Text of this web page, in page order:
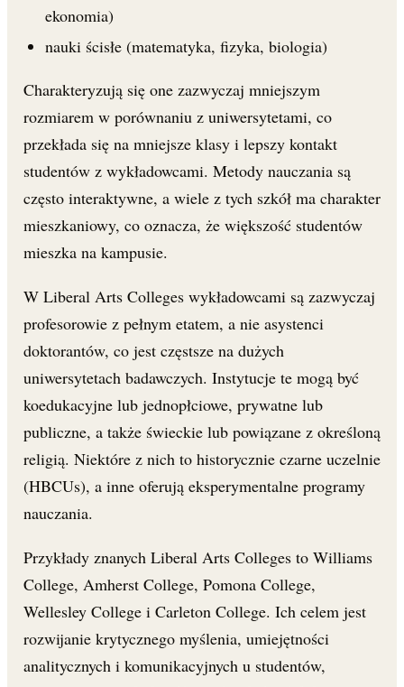
ekonomia)
nauki ścisłe (matematyka, fizyka, biologia)
Charakteryzują się one zazwyczaj mniejszym
rozmiarem w porównaniu z uniwersytetami, co
przekłada się na mniejsze klasy i lepszy kontakt
studentów z wykładowcami. Metody nauczania są
często interaktywne, a wiele z tych szkół ma charakter
mieszkaniowy, co oznacza, że większość studentów
mieszka na kampusie.
W Liberal Arts Colleges wykładowcami są zazwyczaj
profesorowie z pełnym etatem, a nie asystenci
doktorantów, co jest częstsze na dużych
uniwersytetach badawczych. Instytucje te mogą być
koedukacyjne lub jednopłciowe, prywatne lub
publiczne, a także świeckie lub powiązane z określoną
religią. Niektóre z nich to historycznie czarne uczelnie
(HBCUs), a inne oferują eksperymentalne programy
nauczania.
Przykłady znanych Liberal Arts Colleges to Williams
College, Amherst College, Pomona College,
Wellesley College i Carleton College. Ich celem jest
rozwijanie krytycznego myślenia, umiejętności
analitycznych i komunikacyjnych u studentów,